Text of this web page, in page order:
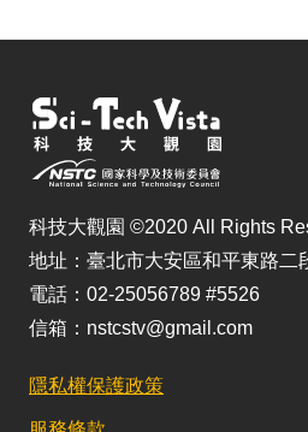
科技大觀園 ©2020 All Rights
地址：臺北市大安區和平東路二
電話：02-25056789 #5526
信箱：nstcstv@gmail.com
隱私權保護政策